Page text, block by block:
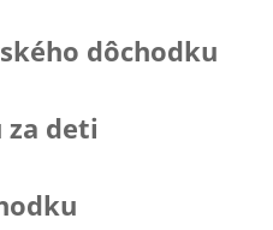
dôchodku
za deti